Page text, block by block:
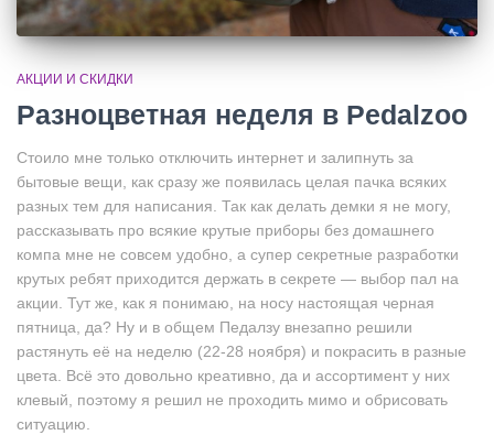
АКЦИИ И СКИДКИ
Разноцветная неделя в Pedalzoo
Стоило мне только отключить интернет и залипнуть за
бытовые вещи, как сразу же появилась целая пачка всяких
разных тем для написания. Так как делать демки я не могу,
рассказывать про всякие крутые приборы без домашнего
компа мне не совсем удобно, а супер секретные разработки
крутых ребят приходится держать в секрете — выбор пал на
акции. Тут же, как я понимаю, на носу настоящая черная
пятница, да? Ну и в общем Педалзу внезапно решили
растянуть её на неделю (22-28 ноября) и покрасить в разные
цвета. Всё это довольно креативно, да и ассортимент у них
клевый, поэтому я решил не проходить мимо и обрисовать
ситуацию.